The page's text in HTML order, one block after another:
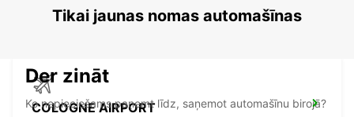
FRECHEN - GERMANY
COLOGNE AIRPORT
Tikai jaunas nomas automašīnas
Der zināt
Ko nepieciešams paņemt līdz, saņemot automašīnu birojā?